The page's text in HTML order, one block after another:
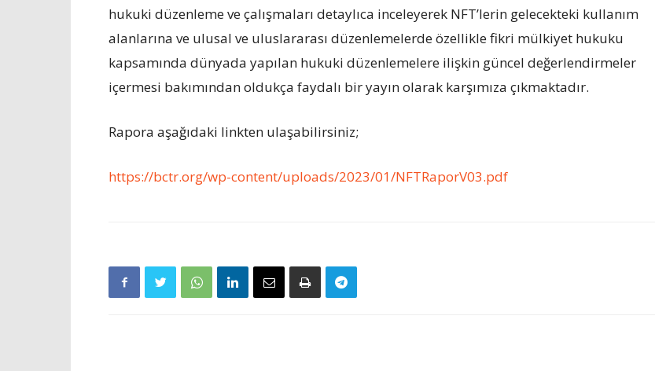
hukuki düzenleme ve çalışmaları detaylıca inceleyerek NFT’lerin gelecekteki kullanım
alanlarına ve ulusal ve uluslararası düzenlemelerde özellikle fikri mülkiyet hukuku
kapsamında dünyada yapılan hukuki düzenlemelere ilişkin güncel değerlendirmeler
içermesi bakımından oldukça faydalı bir yayın olarak karşımıza çıkmaktadır.
Rapora aşağıdaki linkten ulaşabilirsiniz;
https://bctr.org/wp-content/uploads/2023/01/NFTRaporV03.pdf